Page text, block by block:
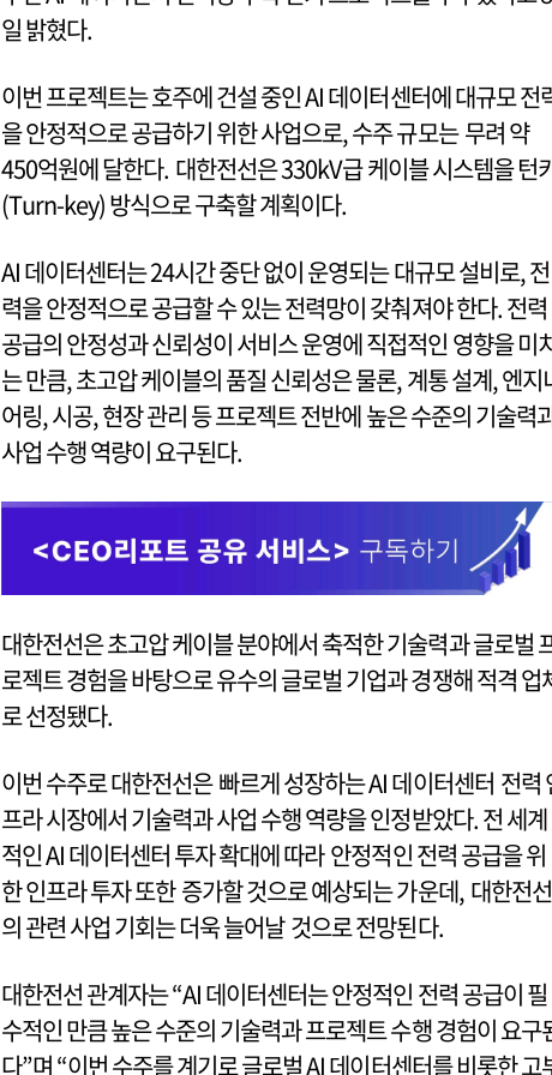
일 밝혔다.
이번 프로젝트는 호주에 건설 중인 AI 데이터센터에 대규모 전
을 안정적으로 공급하기 위한 사업으로, 수주 규모는 무려 약
450억원에 달한다. 대한전선은 330kV급 케이블 시스템을 턴
(Turn-key) 방식으로 구축할 계획이다.
AI 데이터센터는 24시간 중단 없이 운영되는 대규모 설비로, 전
력을 안정적으로 공급할 수 있는 전력망이 갖춰져야 한다. 전력
공급의 안정성과 신뢰성이 서비스 운영에 직접적인 영향을 미
는 만큼, 초고압 케이블의 품질 신뢰성은 물론, 계통 설계, 엔지
어링, 시공, 현장 관리 등 프로젝트 전반에 높은 수준의 기술력
사업 수행 역량이 요구된다.
대한전선은 초고압 케이블 분야에서 축적한 기술력과 글로벌
로젝트 경험을 바탕으로 유수의 글로벌 기업과 경쟁해 적격 업
로 선정됐다.
이번 수주로 대한전선은 빠르게 성장하는 AI 데이터센터 전력
프라 시장에서 기술력과 사업 수행 역량을 인정받았다. 전 세계
적인 AI 데이터센터 투자 확대에 따라 안정적인 전력 공급을 위
한 인프라 투자 또한 증가할 것으로 예상되는 가운데, 대한전선
의 관련 사업 기회는 더욱 늘어날 것으로 전망된다.
대한전선 관계자는 “AI 데이터센터는 안정적인 전력 공급이 필
수적인 만큼 높은 수준의 기술력과 프로젝트 수행 경험이 요구
다”며 “이번 수주를 계기로 글로벌 AI 데이터센터를 비롯한 고